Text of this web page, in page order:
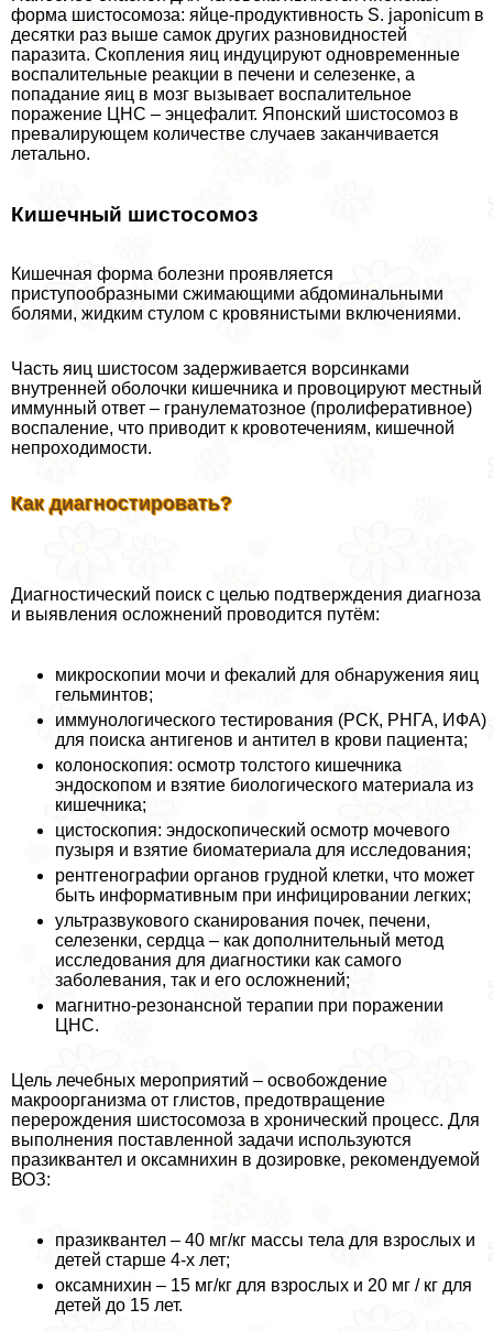
форма шистосомоза: яйце-продуктивность S. japonicum в
десятки раз выше самок других разновидностей
паразита. Скопления яиц индуцируют одновременные
воспалительные реакции в печени и селезенке, а
попадание яиц в мозг вызывает воспалительное
поражение ЦНС – энцефалит. Японский шистосомоз в
превалирующем количестве случаев заканчивается
летально.
Кишечный шистосомоз
Кишечная форма болезни проявляется
приступообразными сжимающими абдоминальными
болями, жидким стулом с кровянистыми включениями.
Часть яиц шистосом задерживается ворсинками
внутренней оболочки кишечника и провоцируют местный
иммунный ответ – гранулематозное (пролиферативное)
воспаление, что приводит к кровотечениям, кишечной
непроходимости.
Как диагностировать?
Диагностический поиск с целью подтверждения диагноза
и выявления осложнений проводится путём:
микроскопии мочи и фекалий для обнаружения яиц
гельминтов;
иммунологического тестирования (РСК, РНГА, ИФА)
для поиска антигенов и антител в крови пациента;
колоноскопия: осмотр толстого кишечника
эндоскопом и взятие биологического материала из
кишечника;
цистоскопия: эндоскопический осмотр мочевого
пузыря и взятие биоматериала для исследования;
рентгенографии органов грудной клетки, что может
быть информативным при инфицировании легких;
ультразвукового сканирования почек, печени,
селезенки, сердца – как дополнительный метод
исследования для диагностики как самого
заболевания, так и его осложнений;
магнитно-резонансной терапии при поражении
ЦНС.
Цель лечебных мероприятий – освобождение
макроорганизма от глистов, предотвращение
перерождения шистосомоза в хронический процесс. Для
выполнения поставленной задачи используются
празиквантел и оксамнихин в дозировке, рекомендуемой
ВОЗ:
празиквантел – 40 мг/кг массы тела для взрослых и
детей старше 4-х лет;
оксамнихин – 15 мг/кг для взрослых и 20 мг / кг для
детей до 15 лет.